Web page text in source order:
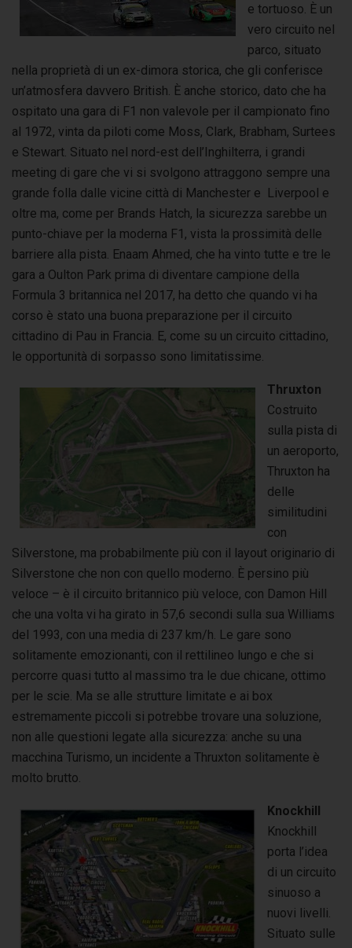
e tortuoso. È un
vero circuito nel
parco, situato
nella proprietà di un ex-dimora storica, che gli conferisce
un’atmosfera davvero British. È anche storico, dato che ha
ospitato una gara di F1 non valevole per il campionato fino
al 1972, vinta da piloti come Moss, Clark, Brabham, Surtees
e Stewart. Situato nel nord-est dell’Inghilterra, i grandi
meeting di gare che vi si svolgono attraggono sempre una
grande folla dalle vicine città di Manchester e Liverpool e
oltre ma, come per Brands Hatch, la sicurezza sarebbe un
punto-chiave per la moderna F1, vista la prossimità delle
barriere alla pista. Enaam Ahmed, che ha vinto tutte e tre le
gara a Oulton Park prima di diventare campione della
Formula 3 britannica nel 2017, ha detto che quando vi ha
corso è stato una buona preparazione per il circuito
cittadino di Pau in Francia. E, come su un circuito cittadino,
le opportunità di sorpasso sono limitatissime.
Thruxton
Costruito
sulla pista di
un aeroporto,
Thruxton ha
delle
similitudini
con
Silverstone, ma probabilmente più con il layout originario di
Silverstone che non con quello moderno. È persino più
veloce – è il circuito britannico più veloce, con Damon Hill
che una volta vi ha girato in 57,6 secondi sulla sua Williams
del 1993, con una media di 237 km/h. Le gare sono
solitamente emozionanti, con il rettilineo lungo e che si
percorre quasi tutto al massimo tra le due chicane, ottimo
per le scie. Ma se alle strutture limitate e ai box
estremamente piccoli si potrebbe trovare una soluzione,
non alle questioni legate alla sicurezza: anche su una
macchina Turismo, un incidente a Thruxton solitamente è
molto brutto.
Knockhill
Knockhill
porta l’idea
di un circuito
sinuoso a
nuovi livelli.
Situato sulle